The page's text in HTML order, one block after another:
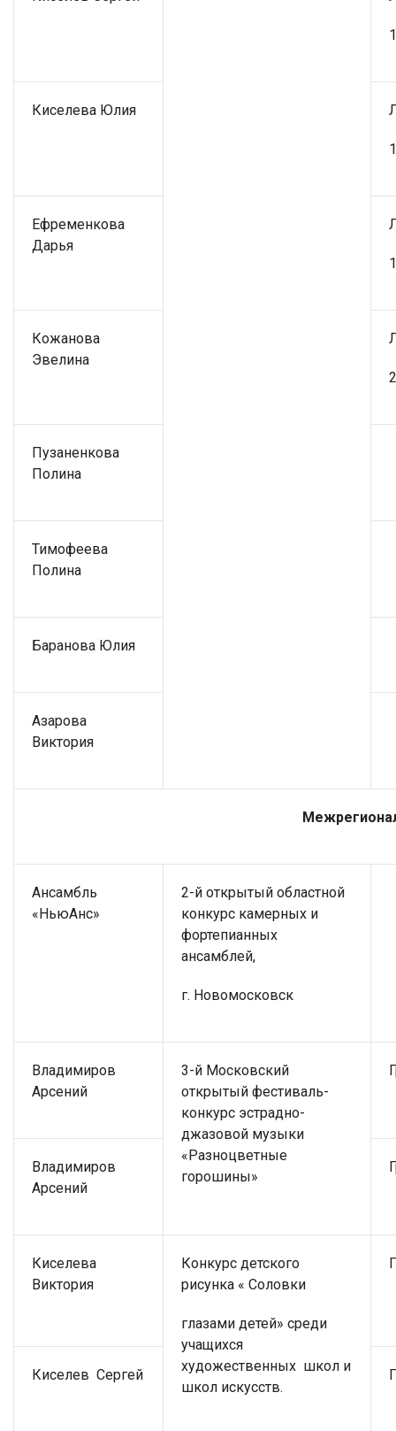
Киселева Юлия
Ефременкова
Дарья
Кожанова
Эвелина
Пузаненкова
Полина
Тимофеева
Полина
Баранова Юлия
Азарова
Виктория
Ансамбль
«НьюАнс»
2-й открытый областной
конкурс камерных и
фортепианных
ансамблей,
г. Новомосковск
Владимиров
Арсений
3-й Московский
открытый фестиваль-
конкурс эстрадно-
джазовой музыки
«Разноцветные
горошины»
Владимиров
Арсений
Киселева
Виктория
Конкурс детского
рисунка « Соловки
глазами детей» среди
учащихся
художественных школ и
школ искусств.
Киселев Сергей